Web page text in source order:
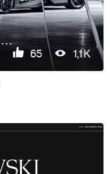
Pagani — UI UX Design Concept
65 1,1K